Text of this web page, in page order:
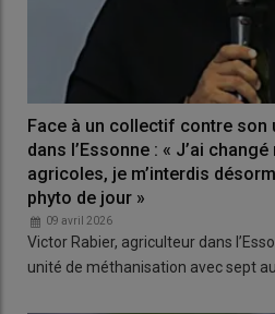
Face à un collectif contre son
dans l’Essonne : « J’ai
agricoles, je m’interdis
phyto de jour »
09 avril 2026
Victor Rabier, agriculteur dans
unité de méthanisation avec sept